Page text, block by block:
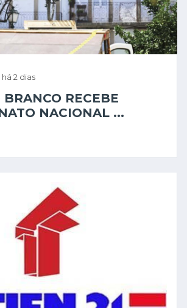
há 2 dias
BRANCO RECEBE
NACIONAL ...